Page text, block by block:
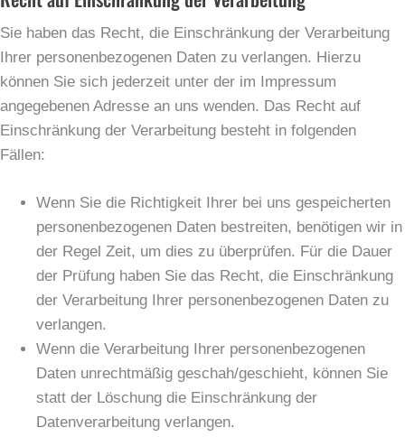
Sie haben das Recht, die Einschränkung der Verarbeitung
Ihrer personenbezogenen Daten zu verlangen. Hierzu
können Sie sich jederzeit unter der im Impressum
angegebenen Adresse an uns wenden. Das Recht auf
Einschränkung der Verarbeitung besteht in folgenden
Fällen:
Wenn Sie die Richtigkeit Ihrer bei uns gespeicherten
personenbezogenen Daten bestreiten, benötigen wir in
der Regel Zeit, um dies zu überprüfen. Für die Dauer
der Prüfung haben Sie das Recht, die Einschränkung
der Verarbeitung Ihrer personenbezogenen Daten zu
verlangen.
Wenn die Verarbeitung Ihrer personenbezogenen
Daten unrechtmäßig geschah/geschieht, können Sie
statt der Löschung die Einschränkung der
Datenverarbeitung verlangen.